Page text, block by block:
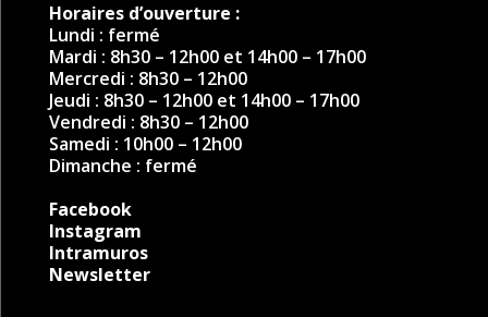
Horaires d’ouverture :
Lundi : fermé
Mardi : 8h30 – 12h00 et 14h00 – 17h00
Mercredi : 8h30 – 12h00
Jeudi : 8h30 – 12h00 et 14h00 – 17h00
Vendredi : 8h30 – 12h00
Samedi : 10h00 – 12h00
Dimanche : fermé
Facebook
Instagram
Intramuros
Newsletter